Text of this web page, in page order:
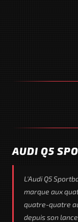
AUDI Q5
L'Audi Q5
marque aux
quatre-quatre
depuis son